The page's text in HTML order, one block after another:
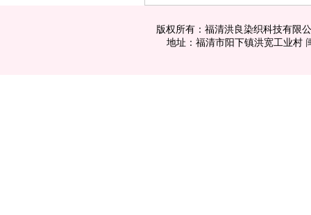
版权所有：福清洪良染织科技有限
地址：福清市阳下镇洪宽工业村